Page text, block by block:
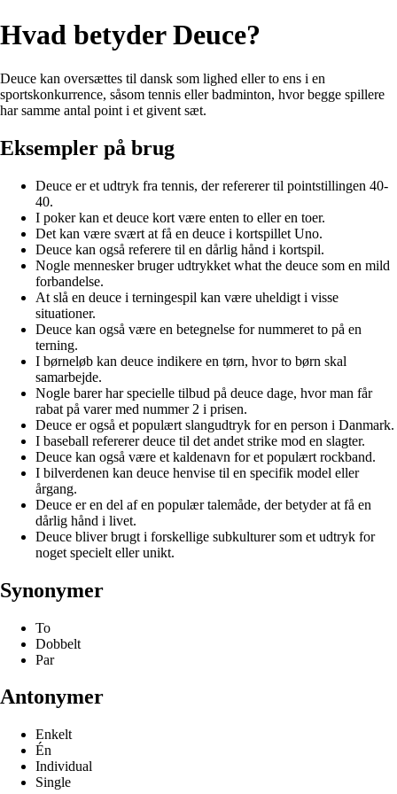
Hvad betyder Deuce?
Deuce kan oversættes til dansk som lighed eller to ens i en
sportskonkurrence, såsom tennis eller badminton, hvor begge spillere
har samme antal point i et givent sæt.
Eksempler på brug
Deuce er et udtryk fra tennis, der refererer til pointstillingen 40-
40.
I poker kan et deuce kort være enten to eller en toer.
Det kan være svært at få en deuce i kortspillet Uno.
Deuce kan også referere til en dårlig hånd i kortspil.
Nogle mennesker bruger udtrykket what the deuce som en mild
forbandelse.
At slå en deuce i terningespil kan være uheldigt i visse
situationer.
Deuce kan også være en betegnelse for nummeret to på en
terning.
I børneløb kan deuce indikere en tørn, hvor to børn skal
samarbejde.
Nogle barer har specielle tilbud på deuce dage, hvor man får
rabat på varer med nummer 2 i prisen.
Deuce er også et populært slangudtryk for en person i Danmark.
I baseball refererer deuce til det andet strike mod en slagter.
Deuce kan også være et kaldenavn for et populært rockband.
I bilverdenen kan deuce henvise til en specifik model eller
årgang.
Deuce er en del af en populær talemåde, der betyder at få en
dårlig hånd i livet.
Deuce bliver brugt i forskellige subkulturer som et udtryk for
noget specielt eller unikt.
Synonymer
To
Dobbelt
Par
Antonymer
Enkelt
Én
Individual
Single